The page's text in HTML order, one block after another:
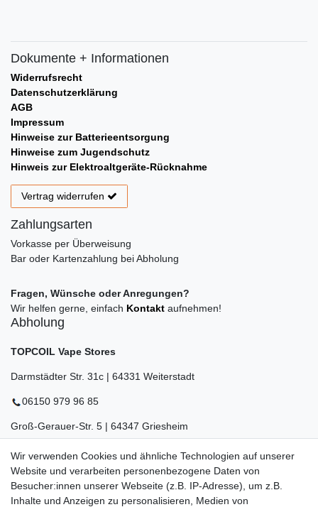
Dokumente + Informationen
Widerrufsrecht
Datenschutzerklärung
AGB
Impressum
Hinweise zur Batterieentsorgung
Hinweise zum Jugendschutz
Hinweis zur Elektroaltgeräte-Rücknahme
Vertrag widerrufen
Zahlungsarten
Vorkasse per Überweisung
Bar oder Kartenzahlung bei Abholung
Fragen, Wünsche oder Anregungen?
Wir helfen gerne, einfach Kontakt aufnehmen!
Abholung
TOPCOIL Vape Stores
Darmstädter Str. 31c | 64331 Weiterstadt
06150 979 96 85
Groß-Gerauer-Str. 5 | 64347 Griesheim
06155 834 88 58
Eberstädter Str. 21 | 64319 Pfungstadt
06157 984 88 55
Wir verwenden Cookies und ähnliche Technologien auf unserer
Website und verarbeiten personenbezogene Daten von
Besucher:innen unserer Webseite (z.B. IP-Adresse), um z.B.
Inhalte und Anzeigen zu personalisieren, Medien von